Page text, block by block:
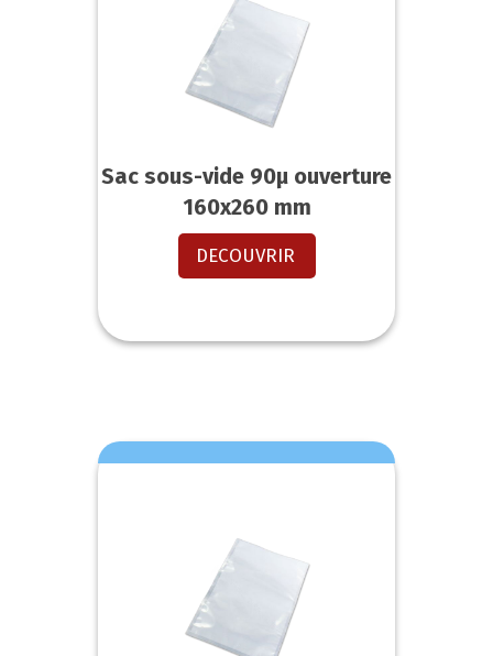
Sac sous-vide 90µ ouverture
160x260 mm
DECOUVRIR